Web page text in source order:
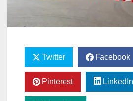
Twitter Facebook
Pinterest LinkedIn